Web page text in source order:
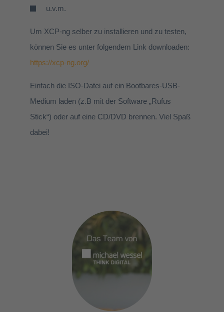
u.v.m.
Um XCP-ng selber zu installieren und zu testen,
können Sie es unter folgendem Link downloaden:
https://xcp-ng.org/
Einfach die ISO-Datei auf ein Bootbares-USB-
Medium laden (z.B mit der Software „Rufus
Stick“) oder auf eine CD/DVD brennen. Viel Spaß
dabei!